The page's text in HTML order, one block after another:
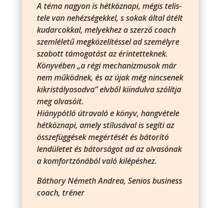
A téma nagyon is hétköznapi, mégis telis-
tele van nehézségekkel, s sokak által átélt
kudarcokkal, melyekhez a szerző coach
szemléletű megközelítéssel ad személyre
szabott támogatást az érintetteknek.
Könyvében „a régi mechanizmusok már
nem működnek, és az újak még nincsenek
kikristályosodva” elvből kiindulva szólítja
meg olvasóit.
Hiánypótló útravaló e könyv, hangvétele
hétköznapi, amely stílusával is segíti az
összefüggések megértését és bátorító
lendületet és bátorságot ad az olvasónak
a komfortzónából való kilépéshez.
Báthory Németh Andrea, Senios business
coach, tréner